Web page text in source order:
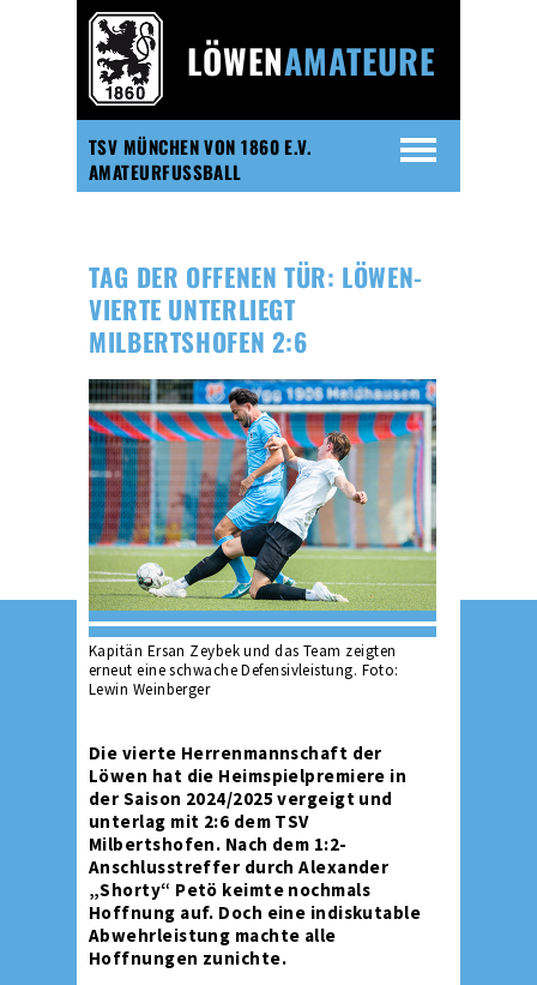
TSV MÜNCHEN VON 1860 E.V.
AMATEURFUSSBALL
LÖWENAMATEURE
TAG DER OFFENEN TÜR: LÖWEN-
VIERTE UNTERLIEGT
MILBERTSHOFEN 2:6
Kapitän Ersan Zeybek und das Team zeigten
erneut eine schwache Defensivleistung. Foto:
Lewin Weinberger
Die vierte Herrenmannschaft der
Löwen hat die Heimspielpremiere in
der Saison 2024/2025 vergeigt und
unterlag mit 2:6 dem TSV
Milbertshofen. Nach dem 1:2-
Anschlusstreffer durch Alexander
„Shorty“ Petö keimte nochmals
Hoffnung auf. Doch eine indiskutable
Abwehrleistung machte alle
Hoffnungen zunichte.